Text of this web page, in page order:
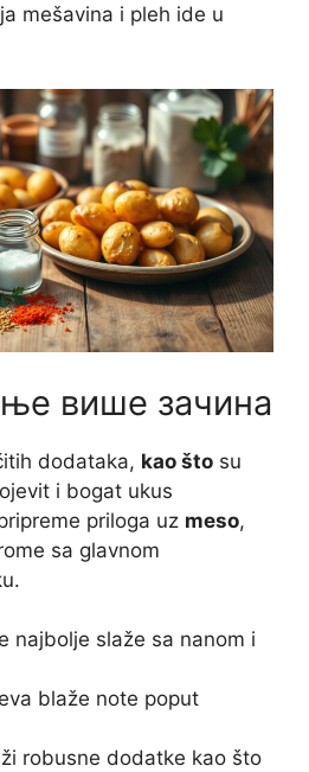
mešavina i pleh ide u
више зачина
dodataka, kao što su
i bogat ukus
priloga uz meso,
sa glavnom
najbolje slaže sa nanom i
blaže note poput
robusne dodatke kao što